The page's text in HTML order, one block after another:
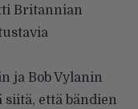
Britannian
ja Bob Vylanin
että bändien